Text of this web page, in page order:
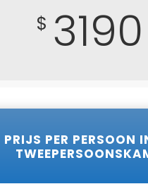
$ 3190
PRIJS PER PERSOON